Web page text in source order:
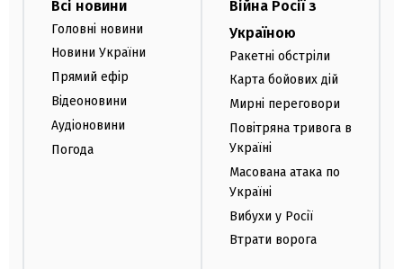
Всі новини
Головні новини
Новини України
Прямий ефір
Відеоновини
Аудіоновини
Погода
Війна Росії з
Україною
Ракетні обстріли
Карта бойових дій
Мирні переговори
Повітряна тривога в
Україні
Масована атака по
Україні
Вибухи у Росії
Втрати ворога